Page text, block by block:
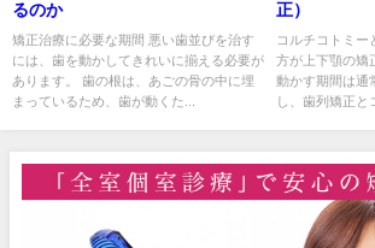
るのか
矯正治療に必要な期間 悪い歯並びを治す
には、歯を動かしてきれいに揃える必要が
あります。 歯の根は、あごの骨の中に埋
まっているため、歯が動くた...
正）
コルチコトミー
方が上下顎の矯
動かす期間は通
し、歯列矯正と